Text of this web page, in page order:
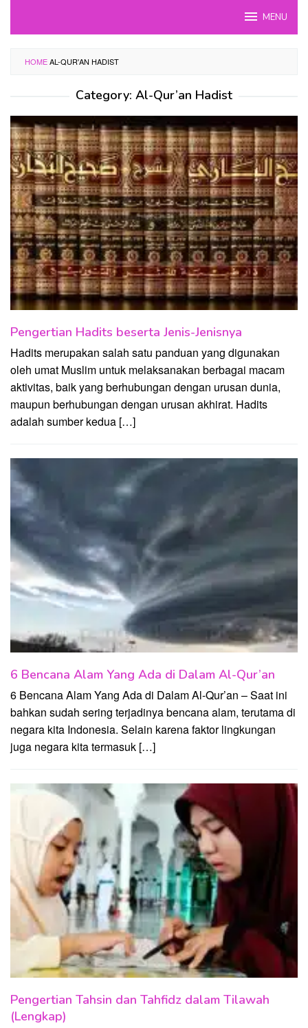
MENU
HOMEAL-QUR'AN HADIST
Category: Al-Qur’an Hadist
Pengertian Hadits beserta Jenis-Jenisnya
Hadits merupakan salah satu panduan yang digunakan
oleh umat Muslim untuk melaksanakan berbagai macam
aktivitas, baik yang berhubungan dengan urusan dunia,
maupun berhubungan dengan urusan akhirat. Hadits
adalah sumber kedua […]
6 Bencana Alam Yang Ada di Dalam Al-Qur’an
6 Bencana Alam Yang Ada di Dalam Al-Qur’an – Saat ini
bahkan sudah sering terjadinya bencana alam, terutama di
negara kita Indonesia. Selain karena faktor lingkungan
juga negara kita termasuk […]
Pengertian Tahsin dan Tahfidz dalam Tilawah
(Lengkap)